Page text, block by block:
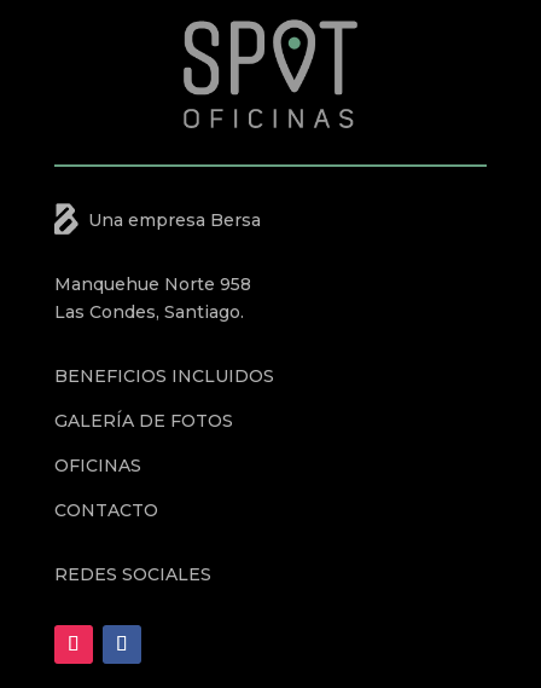
Una empresa Bersa
Manquehue Norte 958
Las Condes, Santiago.
BENEFICIOS INCLUIDOS
GALERÍA DE FOTOS
OFICINAS
CONTACTO
REDES SOCIALES